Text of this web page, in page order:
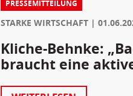
PRESSEMITTEILUNG
STARKE WIRTSCHAFT
Kliche-Behnke:
braucht eine